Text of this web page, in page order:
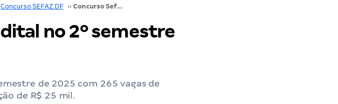
Concurso SEFAZ DF ›› Concurso Sefaz DF: edital no 2º semestre para 265 vagas. Veja!
no 2º semestre
de 2025 com 265 vagas de
de R$ 25 mil.